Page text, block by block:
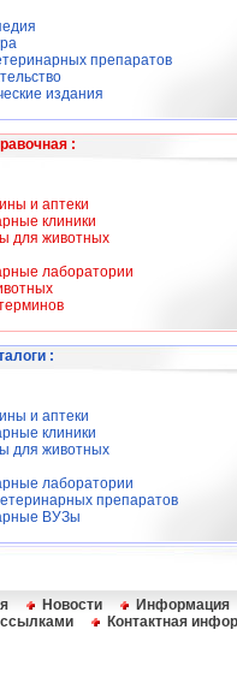
препаратов
издания
:
и аптеки
клиники
для животных
лаборатории
:
и аптеки
клиники
для животных
лаборатории
препаратов
ВУЗы
Новости Информация
Контактная